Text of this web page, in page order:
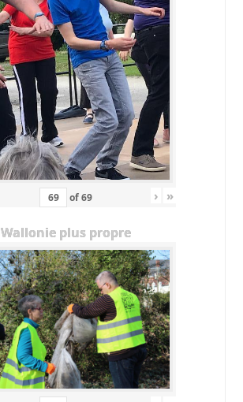
of69 › »
Wallonie plus propre